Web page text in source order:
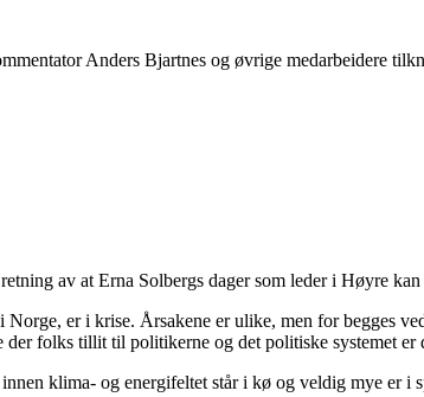
Anders Bjartnes og øvrige medarbeidere
av at Erna Solbergs dager som leder i Høyre
er i krise. Årsakene er ulike, men for begges
folks tillit til politikerne og det politiske systemet er
klima- og energifeltet står i kø og veldig mye er